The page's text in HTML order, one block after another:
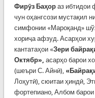
Фирӯз Баҳораз ибтидои
чун оҳангсози мустақил
симфонии «Мароқанд»
хориҷа афзуд. Асарҳои
кантатаҳои «Зери
Октябр», асарҳо барои
(шеъри С. Айнӣ),
Лоҳутӣ), сюитаи ҳиндӣ,
фортепиано, Албом барои